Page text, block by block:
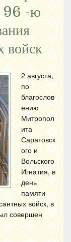
96 -ю
войск
2 августа,
по
благослов
ению
Митропол
ита
Саратовск
ого и
Вольского
Игнатия, в
день
памяти
войск, в
совершен